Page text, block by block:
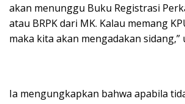
akan menunggu Buku Registrasi
atau BRPK dari MK. Kalau memang
maka kita akan mengadakan sidang,”
Ia mengungkapkan bahwa apabila